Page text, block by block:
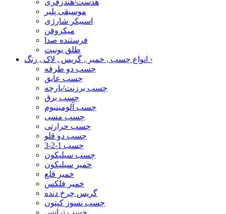
هدست/هندزفری
موسیقی پلیر
اسپیکر شارژی
میکروفن
فرستنده صدا
طلق یونیت
›
چسب دو طرفه
چسب عایق
چسب برزنت/پارچه
چسب برق
چسب آلومینیوم
چسب مسی
چسب حرارتی
چسب دو قلو
چسب 1-2-3
چسب سیلیکون
خمیر سیلیکون
خمیر قلع
خمیر فلکس
گریس چرخ دنده
چسب نسوز کپتون